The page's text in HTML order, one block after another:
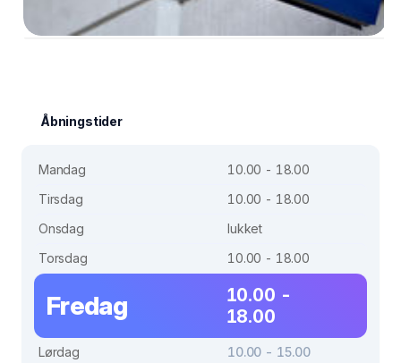
Åbningstider
Mandag
10.00 - 18.00
Tirsdag
10.00 - 18.00
Onsdag
lukket
Torsdag
10.00 - 18.00
Fredag
10.00 -
18.00
Lørdag
10.00 - 15.00